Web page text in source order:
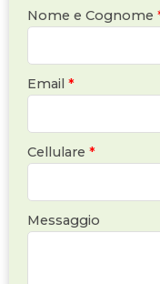
Nome e Cognome
Email *
Cellulare *
Messaggio